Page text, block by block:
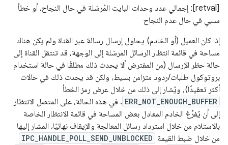
[retval]: إجمالي عدد وحدات البايت المُرسَلة في حال النجاح، أو خطأ
سلبي في حال عدم النجاح
إذا كان العميل (أو الخادم) يحاول إرسال رسالة عبر القناة ولم يكن هناك
مساحة في قائمة انتظار الرسائل المرسَلة إلى الوجهة، قد تنتقل القناة إلى
حالة حظر الإرسال (من المفترض ألا يحدث ذلك مطلقًا في حالة استخدام
بروتوكول طلبات/ردود متزامن بسيط، ولكن قد يحدث ذلك في حالات
أكثر تعقيدًا)، ويُشار إلى ذلك من خلال عرض رمز الخطأ
ERR_NOT_ENOUGH_BUFFER . في هذه الحالة، على المتصل الانتظار
إلى أن يُفرِّغ الخادم المعادل بعض المساحة في قائمة الانتظار الخاصة
بالاستلام من خلال استرداد رسائل المعالجة والإيقاف نهائيًا، المشار إليها
من خلال ضبط القيمة IPC_HANDLE_POLL_SEND_UNBLOCKED